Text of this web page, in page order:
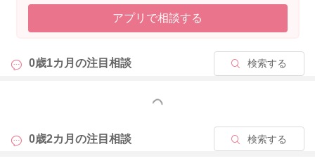
そのため、一度ウンチが出なくなると赤ちゃんは自力で出すの
お腹のマッサージをしてあげたり、綿棒で浣腸してあげてみる
ウンチが1日2日出ないこと自体は問題なく生理的な範疇である
ことがほとんどではありますが、グリセリン浣腸をなさって、
アプリで相談する
0歳1カ月の注目相談 検索する
もっと見る
0歳2カ月の注目相談 検索する